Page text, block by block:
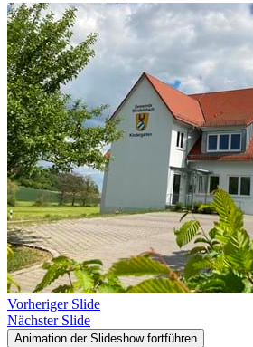
Vorheriger Slide
Nächster Slide
Animation der Slideshow fortführen